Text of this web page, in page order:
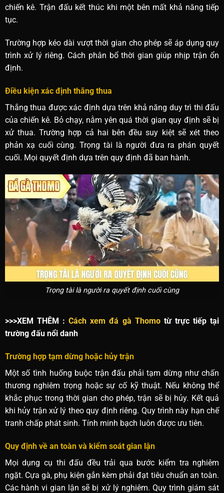
chiến kê. Trận đấu kết thúc khi một bên mất khả năng tiếp
tục.
Trường hợp kéo dài vượt thời gian cho phép sẽ áp dụng quy
trình xử lý riêng. Cách phân bổ thời gian giúp nhịp trận ổn
định.
Điều kiện xác định thắng thua
Thắng thua được xác định dựa trên khả năng duy trì thi đấu
của chiến kê. Bỏ chạy, nằm yên quá thời gian quy định sẽ bị
xử thua. Trường hợp cả hai bên đều suy kiệt sẽ xét theo
phản xạ cuối cùng. Trọng tài là người đưa ra phán quyết
cuối. Mọi quyết định dựa trên quy định đã ban hành.
Trọng tài là người ra quyết định cuối cùng
>>>XEM THÊM :Cách xem đá gà Thomotừ trực tiếp tại
trường đấu nổi danh
Trường hợp tạm dừng hoặc hủy trận
Một số tình huống buộc trận đấu phải tạm dừng như chấn
thương nghiêm trọng hoặc sự cố kỹ thuật. Nếu không thể
khắc phục trong thời gian cho phép, trận sẽ bị hủy. Kết quả
khi hủy trận xử lý theo quy định riêng. Quy trình này hạn chế
tranh chấp phát sinh. Tính minh bạch luôn được ưu tiên.
Quy định về an toàn và kiểm soát gian lận
Mọi dụng cụ thi đấu đều trải qua bước kiểm tra nghiêm
ngặt. Cựa gà, phụ kiện gắn kèm phải đạt tiêu chuẩn an toàn.
Các hành vi gian lận sẽ bị xử lý nghiêm. Quy trình giám sát